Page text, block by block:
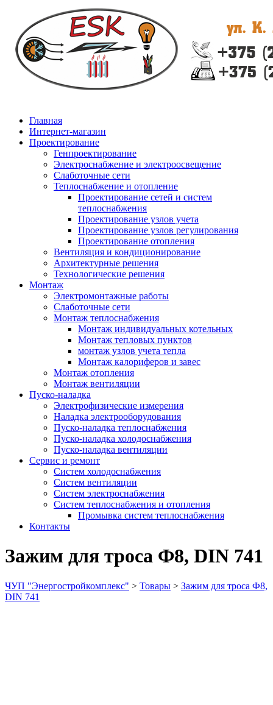
Главная
Интернет-магазин
Проектирование
Генпроектирование
Электроснабжение и электроосвещение
Слаботочные сети
Теплоснабжение и отопление
Проектирование сетей и систем
теплоснабжения
Проектирование узлов учета
Проектирование узлов регулирования
Проектирование отопления
Вентиляция и кондиционирование
Архитектурные решения
Технологические решения
Монтаж
Электромонтажные работы
Слаботочные сети
Монтаж теплоснабжения
Монтаж индивидуальных котельных
Монтаж тепловых пунктов
монтаж узлов учета тепла
Монтаж калориферов и завес
Монтаж отопления
Монтаж вентиляции
Пуско-наладка
Электрофизические измерения
Наладка электрооборудования
Пуско-наладка теплоснабжения
Пуско-наладка холодоснабжения
Пуско-наладка вентиляции
Сервис и ремонт
Систем холодоснабжения
Систем вентиляции
Систем электроснабжения
Систем теплоснабжения и отопления
Промывка систем теплоснабжения
Контакты
Зажим для троса Ф8, DIN 741
ЧУП "Энергостройкомплекс" > Товары > Зажим для троса Ф8,
DIN 741